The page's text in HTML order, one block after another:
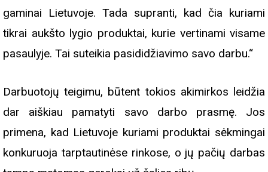
gaminai Lietuvoje. Tada supranti, kad čia kuriami
tikrai aukšto lygio produktai, kurie vertinami visame
pasaulyje. Tai suteikia pasididžiavimo savo darbu.“
Darbuotojų teigimu, būtent tokios akimirkos leidžia
dar aiškiau pamatyti savo darbo prasmę. Jos
primena, kad Lietuvoje kuriami produktai sėkmingai
konkuruoja tarptautinėse rinkose, o jų pačių darbas